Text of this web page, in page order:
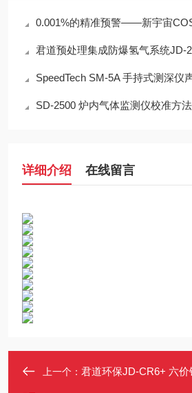
0.001%的精准预警——新宇宙COSMOS铁粉浓度
君道预处理集成防爆氢气系统JD-
SpeedTech SM-5A 手持式测深仪声学
SD-2500 炉内气体监测仪校准方
详细介绍 在线留言
上一个： 君道环保JD-CR6+ 六价铬水质